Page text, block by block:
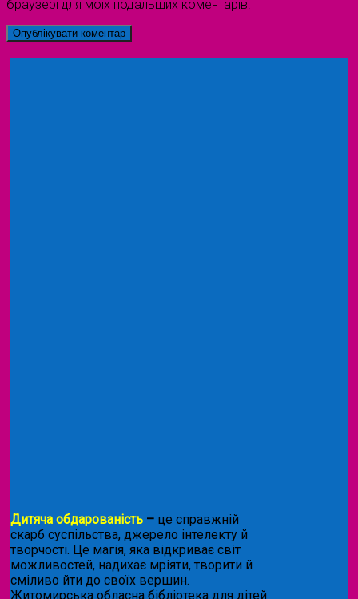
браузері для моїх подальших коментарів.
Дитяча обдарованість – це справжній
скарб суспільства, джерело інтелекту й
творчості. Це магія, яка відкриває світ
можливостей, надихає мріяти, творити й
сміливо йти до своїх вершин.
Житомирська обласна бібліотека для дітей